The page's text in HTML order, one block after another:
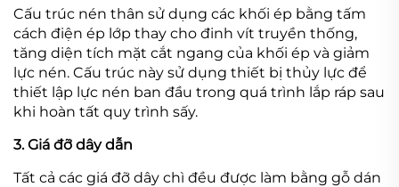
Cấu trúc nén thân sử dụng các khối ép bằng tấm
cách điện ép lớp thay cho đinh vít truyền thống,
tăng diện tích mặt cắt ngang của khối ép và giảm
lực nén. Cấu trúc này sử dụng thiết bị thủy lực để
thiết lập lực nén ban đầu trong quá trình lắp ráp sau
khi hoàn tất quy trình sấy.
3. Giá đỡ dây dẫn
Tất cả các giá đỡ dây chì đều được làm bằng gỗ dán